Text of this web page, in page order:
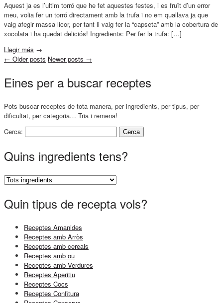
Aquest ja es l’ultim torró que he fet aquestes festes, i es fruït d’un error
meu, volia fer un torró directament amb la trufa i no em quallava ja que
vaig afegir massa licor, per tant li vaig fer la “capseta” amb la cobertura de
xocolata i ha quedat deliciós! Ingredients: Per fer la trufa: […]
Llegir més →
← Older posts Newer posts →
Eines per a buscar receptes
Pots buscar receptes de tota manera, per ingredients, per tipus, per
dificultat, per categoria… Tria i remena!
Cerca:
Quins ingredients tens?
Quin tipus de recepta vols?
Receptes Amanides
Receptes amb Arròs
Receptes amb cereals
Receptes amb ou
Receptes amb Verdures
Receptes Aperitiu
Receptes Cocs
Receptes Confitura